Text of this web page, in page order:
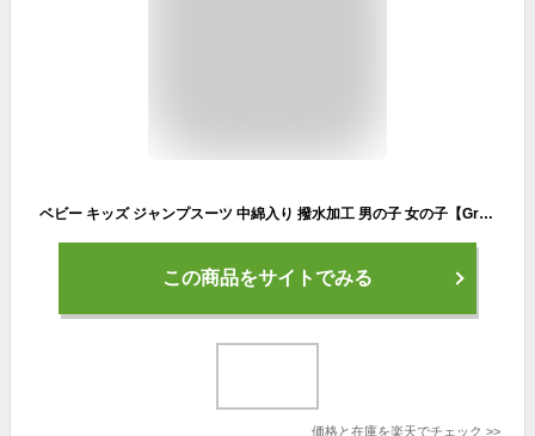
ベビー キッズ ジャンプスーツ 中綿入り 撥水加工 男の子 女の子【GrinLab グリンラボ】トラッド チェック パッチワーク風 総柄 ダッフル 前開き フード付き ファー スノーウェア スキーウェア スノーコンビ つなぎ 防寒 雪遊び 外遊び アウトドア 真冬 80 90 95 100
この商品をサイトでみる
価格と在庫を楽天でチェック >>